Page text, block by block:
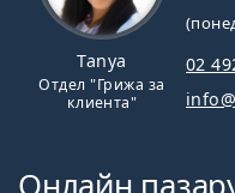
Tanya
Отдел "Грижа за
клиента"
02